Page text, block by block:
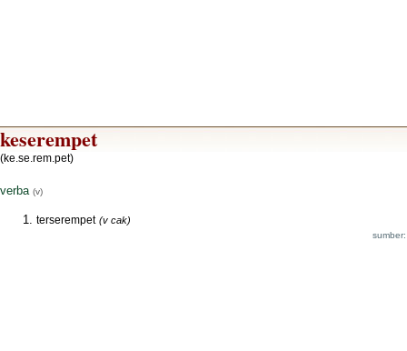
keserempet
(ke.se.rem.pet)
verba (v)
terserempet (v cak)